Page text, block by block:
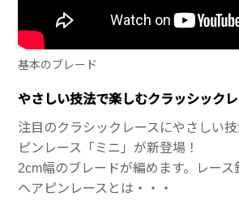
基本のブレード
やさしい技法で楽しむクラッシックレ
注目のクラシックレースにやさしい
ピンレース「ミニ」が新登場！
2cm幅のブレードが編めます。レース
ヘアピンレースとは・・・